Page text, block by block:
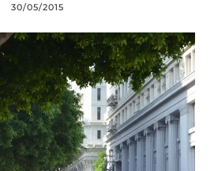
30/05/2015